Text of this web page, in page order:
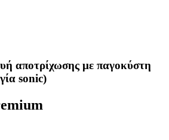
αποτρίχωσης με παγοκύστη
sonic)